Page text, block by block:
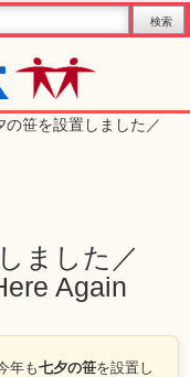
笹を設置しました／
ました／
Again
年も七夕の笹を設置し